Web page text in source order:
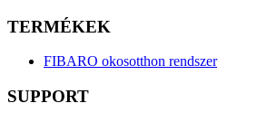
TERMÉKEK
FIBARO okosotthon rendszer
SUPPORT